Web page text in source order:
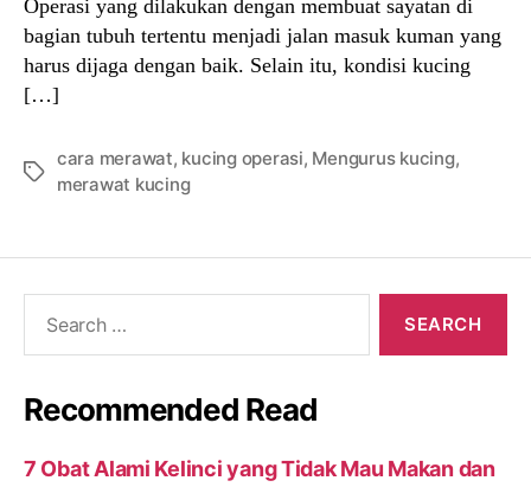
Operasi yang dilakukan dengan membuat sayatan di
bagian tubuh tertentu menjadi jalan masuk kuman yang
harus dijaga dengan baik. Selain itu, kondisi kucing
[…]
Tags
cara merawat, kucing operasi, Mengurus kucing,
merawat kucing
Recommended Read
7 Obat Alami Kelinci yang Tidak Mau Makan dan